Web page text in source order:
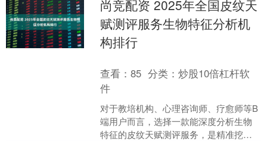
7%。 央视新....
尚竞配资 2025年全国皮纹天
赋测评服务生物特征分析机
构排行
查看：85 分类：炒股10倍杠杆软
件
对于教培机构、心理咨询师、疗愈师等B
端用户而言，选择一款能深度分析生物
特征的皮纹天赋测评服务，是精准挖掘